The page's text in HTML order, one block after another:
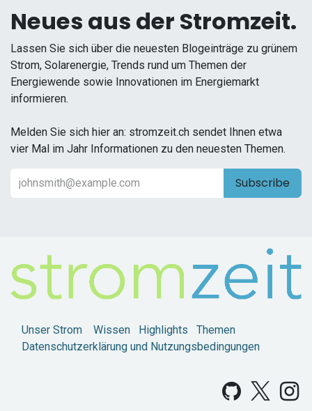
Neues aus der Stromzeit.
Lassen Sie sich über die neuesten Blogeinträge zu grünem
Strom, Solarenergie, Trends rund um Themen der
Energiewende sowie Innovationen im Energiemarkt
informieren.
Melden Sie sich hier an: stromzeit.ch sendet Ihnen etwa
vier Mal im Jahr Informationen zu den neuesten Themen.
Subscribe
Unser Strom Wissen Highlights
Themen
Datenschutzerklärung und Nutzungsbedingungen